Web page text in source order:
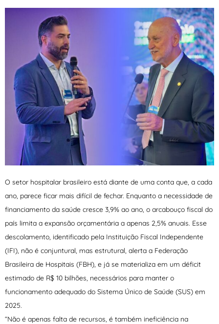
O setor hospitalar brasileiro está diante de uma conta que, a cada
ano, parece ficar mais difícil de fechar. Enquanto a necessidade de
financiamento da saúde cresce 3,9% ao ano, o arcabouço fiscal do
país limita a expansão orçamentária a apenas 2,5% anuais. Esse
descolamento, identificado pela Instituição Fiscal Independente
(IFI), não é conjuntural, mas estrutural, alerta a Federação
Brasileira de Hospitais (FBH), e já se materializa em um déficit
estimado de R$ 10 bilhões, necessários para manter o
funcionamento adequado do Sistema Único de Saúde (SUS) em
2025.
“Não é apenas falta de recursos, é também ineficiência na